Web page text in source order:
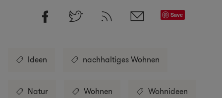
Save
Ideen nachhaltiges Wohnen
Natur Wohnen Wohnideen